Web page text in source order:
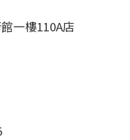
一樓110A店